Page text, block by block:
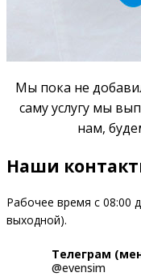
Мы пока не
саму услугу мы
нам,
Наши
Рабочее время с 08:00
выходной).
Телеграм
@evensim